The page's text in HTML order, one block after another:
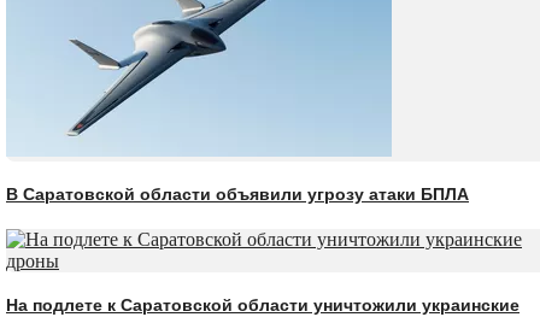
В Саратовской области объявили угрозу атаки БПЛА
На подлете к Саратовской области уничтожили украинские